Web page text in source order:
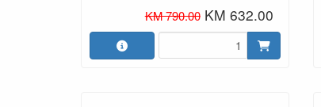
KM 790.00 KM 632.00